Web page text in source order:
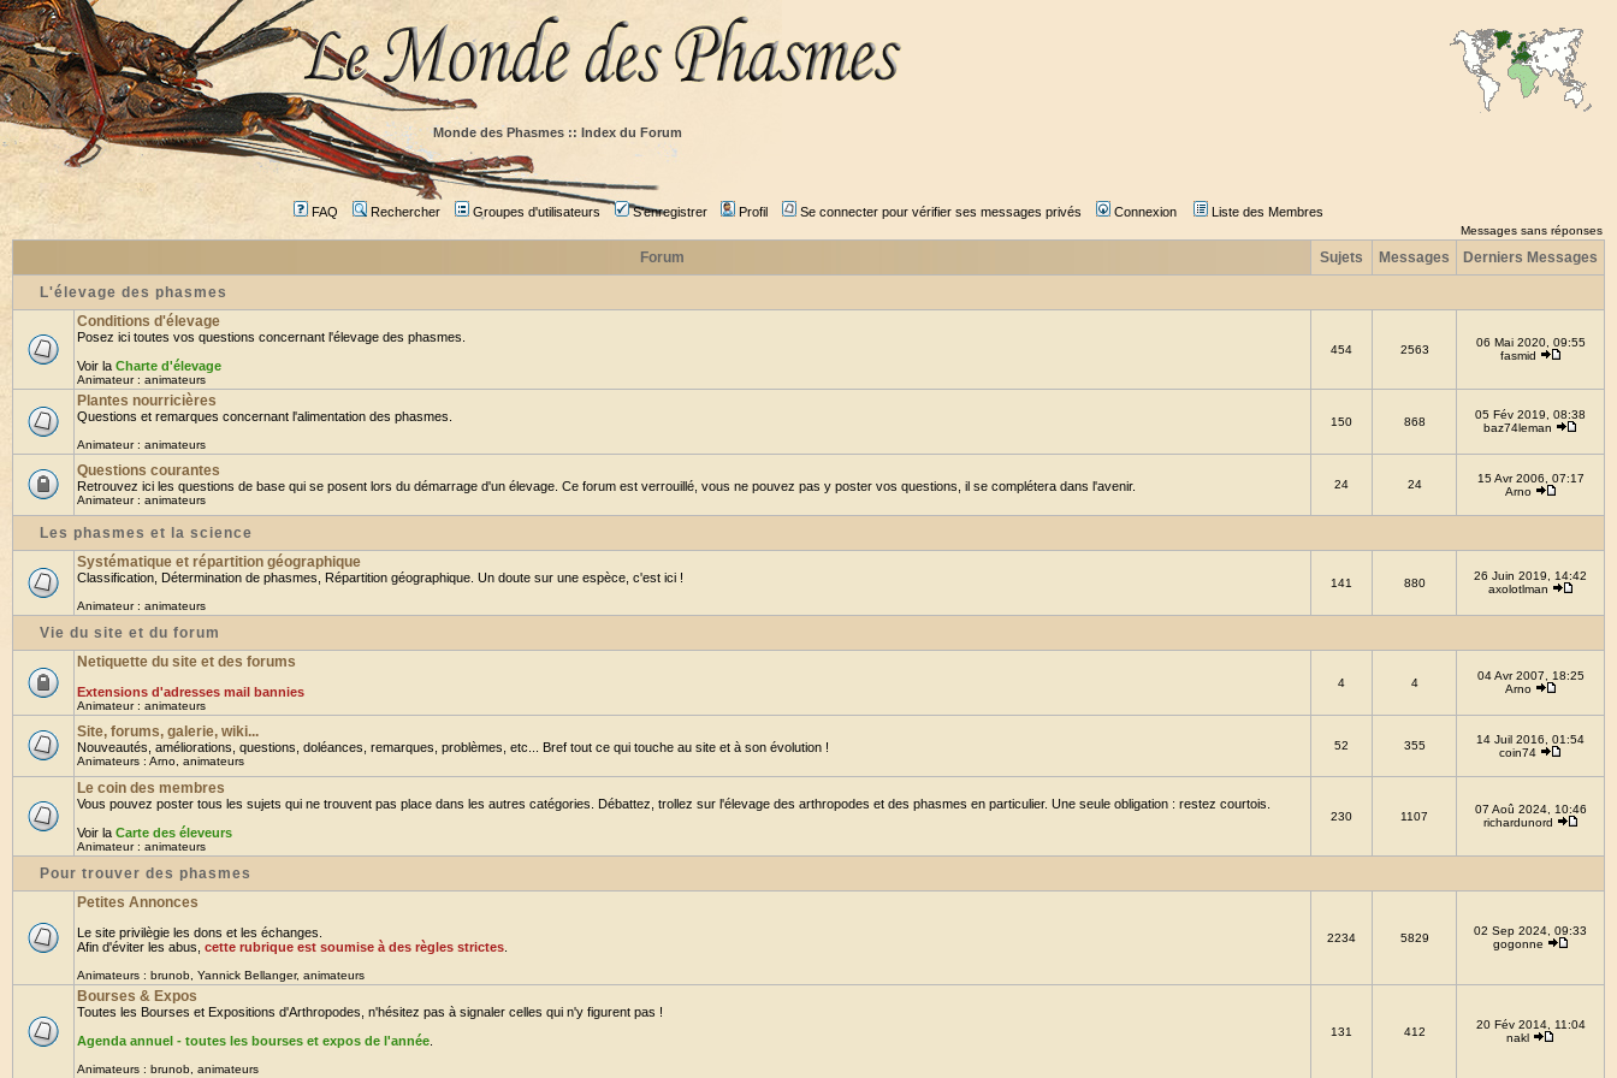
Monde des Phasmes :: Index du Forum
FAQ Rechercher Groupes d'utilisateurs S'enregistrer Profil Se connecter pour vérifier ses messages privés Connexion Liste des Membres
Messages sans réponses
Forum Sujets Messages Derniers Messages
L'élevage des phasmes
Conditions d'élevage
Posez ici toutes vos questions concernant l'élevage des phasmes.
Voir la Charte d'élevage
Animateur : animateurs
454 2563
06 Mai 2020, 09:55
fasmid
Plantes nourricières
Questions et remarques concernant l'alimentation des phasmes.
Animateur : animateurs
150 868
05 Fév 2019, 08:38
baz74leman
Questions courantes
Retrouvez ici les questions de base qui se posent lors du démarrage d'un élevage. Ce forum est verrouillé, vous ne pouvez pas y poster vos questions, il se complétera dans l'avenir.
Animateur : animateurs
24 24
15 Avr 2006, 07:17
Arno
Les phasmes et la science
Systématique et répartition géographique
Classification, Détermination de phasmes, Répartition géographique. Un doute sur une espèce, c'est ici !
Animateur : animateurs
141 880
26 Juin 2019, 14:42
axolotlman
Vie du site et du forum
Netiquette du site et des forums
Extensions d'adresses mail bannies
Animateur : animateurs
4 4
04 Avr 2007, 18:25
Arno
Site, forums, galerie, wiki...
Nouveautés, améliorations, questions, doléances, remarques, problèmes, etc... Bref tout ce qui touche au site et à son évolution !
Animateurs : Arno animateurs
52 355
14 Juil 2016, 01:54
coin74
Le coin des membres
Vous pouvez poster tous les sujets qui ne trouvent pas place dans les autres catégories. Débattez, trollez sur l'élevage des arthropodes et des phasmes en particulier. Une seule obligation : restez courtois.
Voir la Carte des éleveurs
Animateur : animateurs
230 1107
07 Aoû 2024, 10:46
richardunord
Pour trouver des phasmes
Petites Annonces
Le site privilègie les dons et les échanges.
Afin d'éviter les abus, cette rubrique est soumise à des règles strictes
Animateurs : brunob Yannick Bellanger, animateurs
2234 5829
02 Sep 2024, 09:33
gogonne
Bourses & Expos
Toutes les Bourses et Expositions d'Arthropodes, n'hésitez pas à signaler celles qui n'y figurent pas !
Agenda annuel - toutes les bourses et expos de l'année
Animateurs : brunob animateurs
131 412
20 Fév 2014, 11:04
nakl